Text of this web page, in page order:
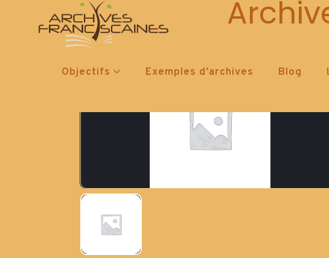
Objectifs Exemples d’archives Blog